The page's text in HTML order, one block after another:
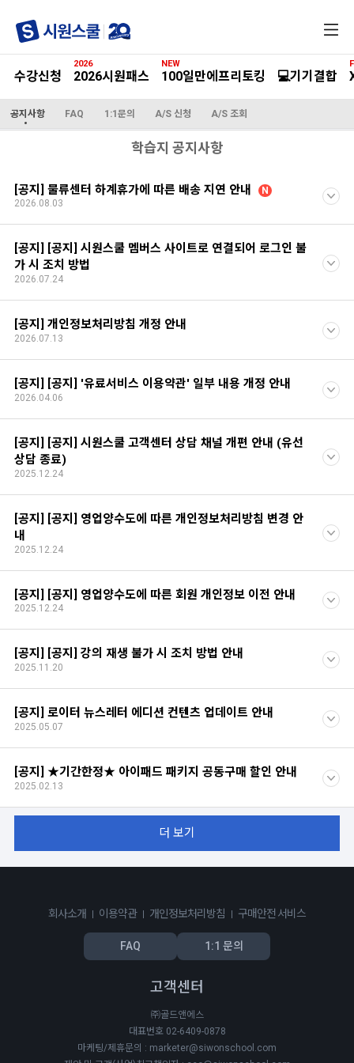
메
수강신청 2026시원패스
2026
100일만에프리토킹
NEW
💻기기결합
공지사항 FAQ 1:1문의 A/S 신청 A/S 조회
학습지 공지사항
[공지] 물류센터 하계휴가에 따른 배송 지연 안내
N
2026.08.03
[공지] [공지] 시원스쿨 멤버스 사이트로 연결되어 로그인 불
가 시 조치 방법
2026.07.24
[공지] 개인정보처리방침 개정 안내
2026.07.13
[공지] [공지] '유료서비스 이용약관' 일부 내용 개정 안내
2026.04.06
[공지] [공지] 시원스쿨 고객센터 상담 채널 개편 안내 (유선
상담 종료)
2025.12.24
[공지] [공지] 영업양수도에 따른 개인정보처리방침 변경 안
내
2025.12.24
[공지] [공지] 영업양수도에 따른 회원 개인정보 이전 안내
2025.12.24
[공지] [공지] 강의 재생 불가 시 조치 방법 안내
2025.11.20
[공지] 로이터 뉴스레터 에디션 컨텐츠 업데이트 안내
2025.05.07
[공지] ★기간한정★ 아이패드 패키지 공동구매 할인 안내
2025.02.13
더 보기
회사소개 이용약관 개인정보처리방침 구매안전 서비스
FAQ 1:1 문의
고객센터
㈜골드앤에스
대표번호 02-6409-0878
마케팅/제휴문의 : marketer@siwonschool.com